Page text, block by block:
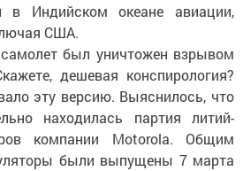
в Индийском океане авиации,
США.
был уничтожен взрывом
дешевая конспирология?
эту версию. Выяснилось, что
находилась партия литий-
компании Motorola. Общим
были выпущены 7 марта